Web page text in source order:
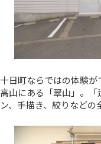
十日町ならではの体験
高山にある「翠山」。
ン、手描き、絞りなどの